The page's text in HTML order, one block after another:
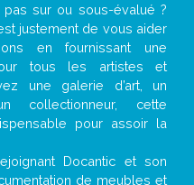
pas sur ou sous-évalué ?
justement de vous aider
en fournissant une
tous les artistes et
une galerie d’art, un
collectionneur, cette
pour assoir la
Docantic et son
de meubles et